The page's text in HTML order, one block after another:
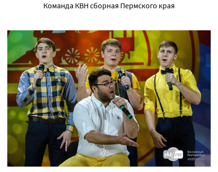
Команда КВН сборная Пермского края